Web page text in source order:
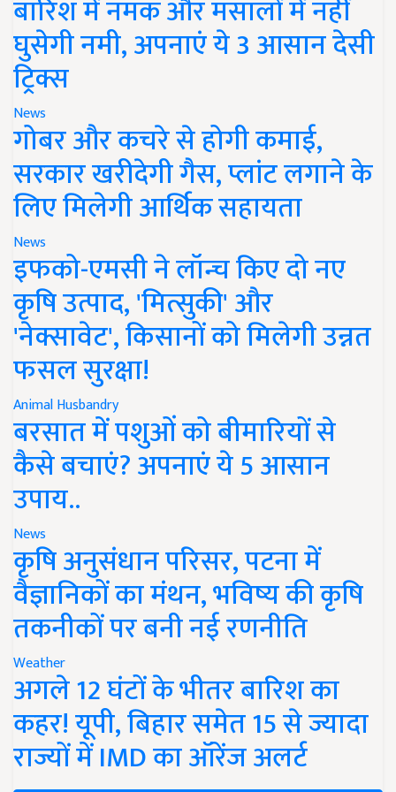
बारिश में नमक और मसालों में नहीं
घुसेगी नमी, अपनाएं ये 3 आसान देसी
ट्रिक्स
News
गोबर और कचरे से होगी कमाई,
सरकार खरीदेगी गैस, प्लांट लगाने के
लिए मिलेगी आर्थिक सहायता
News
इफको-एमसी ने लॉन्च किए दो नए
कृषि उत्पाद, 'मित्सुकी' और
'नेक्सावेट', किसानों को मिलेगी उन्नत
फसल सुरक्षा!
Animal Husbandry
बरसात में पशुओं को बीमारियों से
कैसे बचाएं? अपनाएं ये 5 आसान
उपाय..
News
कृषि अनुसंधान परिसर, पटना में
वैज्ञानिकों का मंथन, भविष्य की कृषि
तकनीकों पर बनी नई रणनीति
Weather
अगले 12 घंटों के भीतर बारिश का
कहर! यूपी, बिहार समेत 15 से ज्यादा
राज्यों में IMD का ऑरेंज अलर्ट